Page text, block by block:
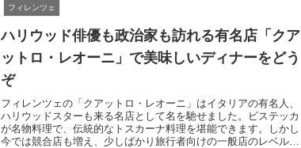
フィレンツェ
ハリウッド俳優も政治家も訪れる有名店「クア
ットロ・レオーニ」で美味しいディナーをどう
ぞ
フィレンツェの「クアットロ・レオーニ」はイタリアの有名人、
ハリウッドスターも来る名店として名を馳せました。ビステッカ
が名物料理で、伝統的なトスカーナ料理を堪能できます。しかし
今では競合店も増え、少しばかり旅行者向けの一般店のレベルに